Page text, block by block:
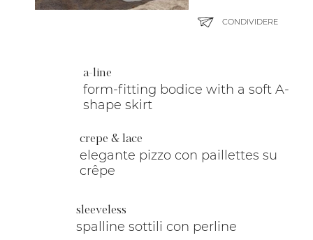
a-line
form-fitting bodice with a soft A-
shape skirt
crepe & lace
elegante pizzo con paillettes su
crêpe
sleeveless
spalline sottili con perline
CONDIVIDERE